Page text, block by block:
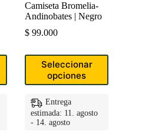
Camiseta Bromelia-
Andinobates | Negro
$ 99.000
Seleccionar
opciones
Este
producto
variantes.
Las
opciones
Entrega
estimada: 11. agosto
- 14. agosto